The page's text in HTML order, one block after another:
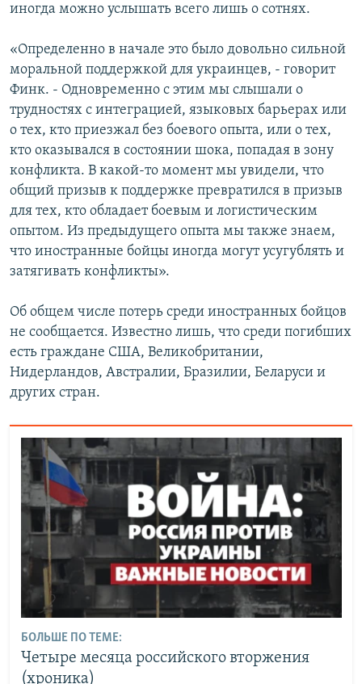
иногда можно услышать всего лишь о сотнях.
«Определенно в начале это было довольно сильной
моральной поддержкой для украинцев, - говорит
Финк. - Одновременно с этим мы слышали о
трудностях с интеграцией, языковых барьерах или
о тех, кто приезжал без боевого опыта, или о тех,
кто оказывался в состоянии шока, попадая в зону
конфликта. В какой-то момент мы увидели, что
общий призыв к поддержке превратился в призыв
для тех, кто обладает боевым и логистическим
опытом. Из предыдущего опыта мы также знаем,
что иностранные бойцы иногда могут усугублять и
затягивать конфликты».
Об общем числе потерь среди иностранных бойцов
не сообщается. Известно лишь, что среди погибших
есть граждане США, Великобритании,
Нидерландов, Австралии, Бразилии, Беларуси и
других стран.
БОЛЬШЕ ПО ТЕМЕ:
Четыре месяца российского вторжения
(хроника)